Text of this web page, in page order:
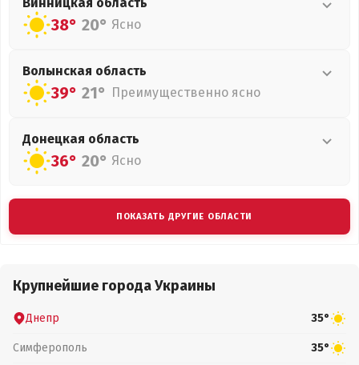
38° 20° Ясно
Волынская область
39° 21° Преимущественно ясно
Донецкая область
36° 20° Ясно
ПОКАЗАТЬ ДРУГИЕ ОБЛАСТИ
Крупнейшие города Украины
Днепр 35°
Симферополь 35°